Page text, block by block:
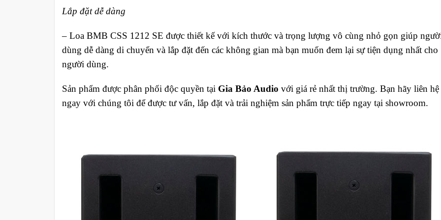
Lắp đặt dễ dàng
– Loa BMB CSS 1212 SE được thiết kế với kích thước và trọng lượng vô cùng nhỏ gọn giúp
dùng dễ dàng di chuyển và lắp đặt đến các không gian mà bạn muốn đem lại sự tiện dụng nhất cho
người dùng.
Sản phẩm được phân phối độc quyền tại Gia Bảo Audio với giá rẻ nhất thị trường. Bạn hãy liên hệ
ngay với chúng tôi để được tư vấn, lắp đặt và trải nghiệm sản phẩm trực tiếp ngay tại showroom.